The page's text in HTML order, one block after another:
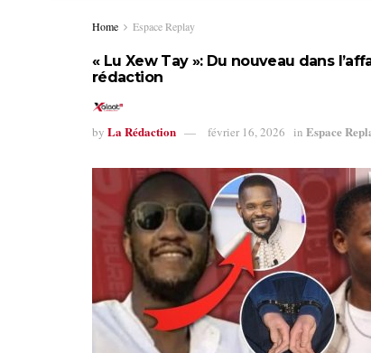
Home Espace Replay
« Lu Xew Tay »: Du nouveau dans
rédaction
by La Rédaction février 16, 2026 in Espace